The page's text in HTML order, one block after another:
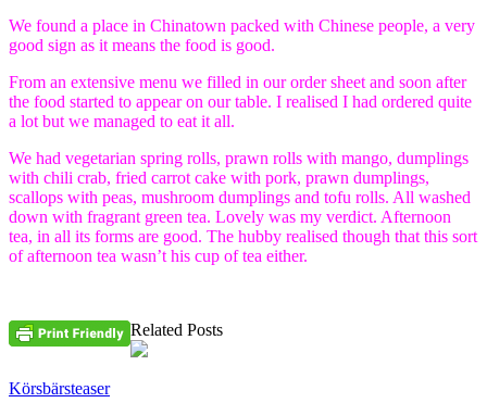
We found a place in Chinatown packed with Chinese people, a very
good sign as it means the food is good.
From an extensive menu we filled in our order sheet and soon after
the food started to appear on our table. I realised I had ordered quite
a lot but we managed to eat it all.
We had vegetarian spring rolls, prawn rolls with mango, dumplings
with chili crab, fried carrot cake with pork, prawn dumplings,
scallops with peas, mushroom dumplings and tofu rolls. All washed
down with fragrant green tea. Lovely was my verdict. Afternoon
tea, in all its forms are good. The hubby realised though that this sort
of afternoon tea wasn’t his cup of tea either.
Related Posts
Körsbärsteaser